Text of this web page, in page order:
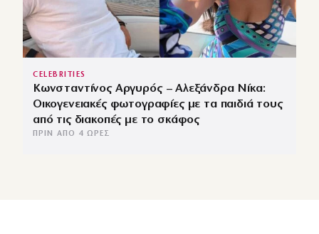
CELEBRITIES
Κωνσταντίνος Αργυρός – Αλεξάνδρα Νίκα:
Οικογενειακές φωτογραφίες με τα παιδιά τους
από τις διακοπές με το σκάφος
ΠΡΙΝ ΑΠΌ 4 ΏΡΕΣ